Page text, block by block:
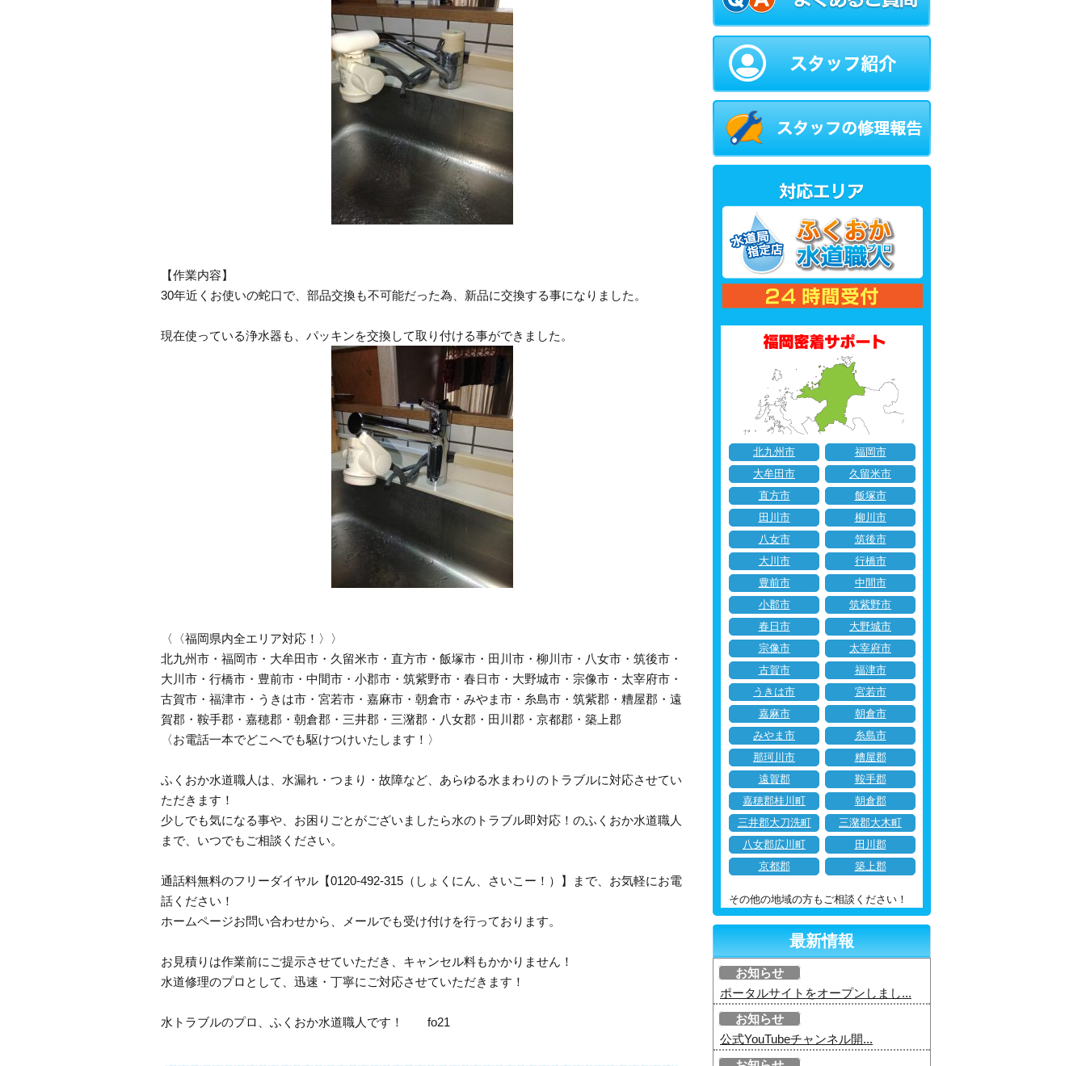
【作業内容】
30年近くお使いの蛇口で、部品交換も不可能だった為、新品に交換する事になりました。
現在使っている浄水器も、パッキンを交換して取り付ける事ができました。
〈〈福岡県内全エリア対応！〉〉
北九州市・福岡市・大牟田市・久留米市・直方市・飯塚市・田川市・柳川市・八女市・筑後市・
大川市・行橋市・豊前市・中間市・小郡市・筑紫野市・春日市・大野城市・宗像市・太宰府市・
古賀市・福津市・うきは市・宮若市・嘉麻市・朝倉市・みやま市・糸島市・筑紫郡・糟屋郡・遠
賀郡・鞍手郡・嘉穂郡・朝倉郡・三井郡・三潴郡・八女郡・田川郡・京都郡・築上郡
〈お電話一本でどこへでも駆けつけいたします！〉
ふくおか水道職人は、水漏れ・つまり・故障など、あらゆる水まわりのトラブルに対応させてい
ただきます！
少しでも気になる事や、お困りごとがございましたら水のトラブル即対応！のふくおか水道職人
まで、いつでもご相談ください。
通話料無料のフリーダイヤル【0120-492-315（しょくにん、さいこー！）】まで、お気軽にお電
話ください！
ホームページお問い合わせから、メールでも受け付けを行っております。
お見積りは作業前にご提示させていただき、キャンセル料もかかりません！
水道修理のプロとして、迅速・丁寧にご対応させていただきます！
水トラブルのプロ、ふくおか水道職人です！ fo21
北九州市
福岡市
大牟田市
久留米市
直方市
飯塚市
田川市
柳川市
八女市
筑後市
大川市
行橋市
豊前市
中間市
小郡市
筑紫野市
春日市
大野城市
宗像市
太宰府市
古賀市
福津市
うきは市
宮若市
嘉麻市
朝倉市
みやま市
糸島市
那珂川市
糟屋郡
遠賀郡
鞍手郡
嘉穂郡桂川町
朝倉郡
三井郡大刀洗町
三潴郡大木町
八女郡広川町
田川郡
京都郡
築上郡
その他の地域の方もご相談ください！
最新情報
お知らせ
ポータルサイトをオープンしまし...
お知らせ
公式YouTubeチャンネル開...